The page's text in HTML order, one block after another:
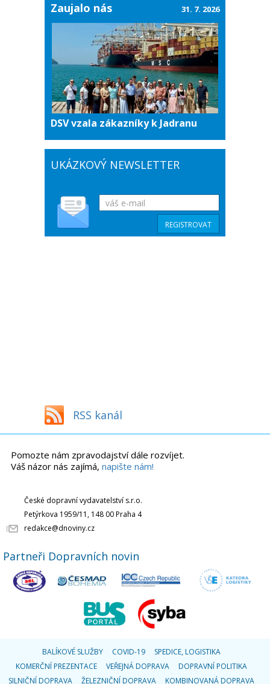
Zaujalo nás
DSV vzala zákazníky k Jadranu
31. 7. 2026
UKÁZKOVÝ NEWSLETTER
RSS kanál
Pomozte nám zpravodajství dále rozvíjet.
Váš názor nás zajímá, napište nám!
České dopravní vydavatelství s.r.o.
Petýrkova 1959/11, 148 00 Praha 4
redakce@dnoviny.cz
Partneři Dopravních novin
BALÍKOVÉ SLUŽBY COVID-19
SPEDICE, LOGISTIKA
KOMERČNÍ PREZENTACE
VEŘEJNÁ DOPRAVA
DOPRAVNÍ POLITIKA
SILNIČNÍ DOPRAVA
ŽELEZNIČNÍ DOPRAVA KOMBINOVANÁ DOPRAVA